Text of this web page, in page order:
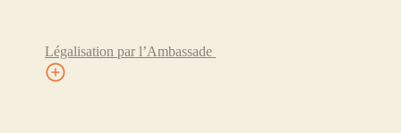
Légalisation par l’Ambassade